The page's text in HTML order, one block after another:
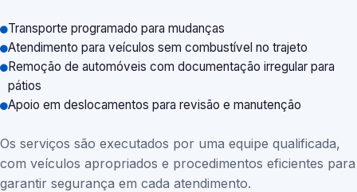
Transporte programado para mudanças
Atendimento para veículos sem combustível no trajeto
Remoção de automóveis com documentação irregular para
pátios
Apoio em deslocamentos para revisão e manutenção
Os serviços são executados por uma equipe qualificada,
com veículos apropriados e procedimentos eficientes para
garantir segurança em cada atendimento.